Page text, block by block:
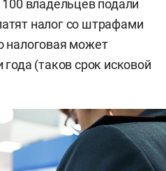
владельцев подали
налог со штрафами
налоговая может
года (таков срок исковой